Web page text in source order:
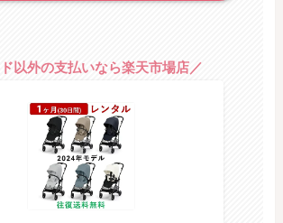
以外の支払いなら楽天市場店／